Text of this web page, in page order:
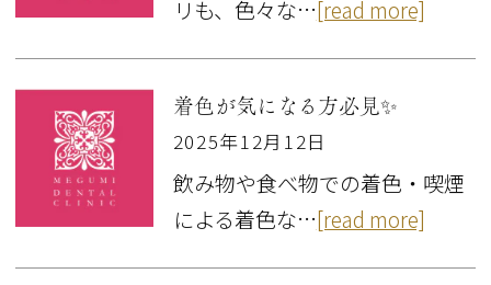
リも、色々な…[read more]
着色が気になる方必見✨
2025年12月12日
飲み物や食べ物での着色・喫煙
による着色な…[read more]